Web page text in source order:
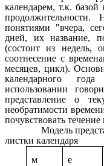
календарем, т.к.
понятиями "вчера,
дней, их название,
(состоит из недель,
соотнесение с
месяцев, цикл).
календарного
использовании
представление о
необратимости
почувствовать
Модель
листки календаря
м
е